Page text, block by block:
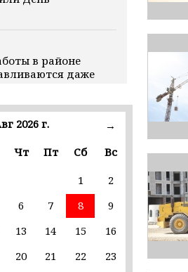
в районе
даже
обновляют
госпрограмме
БПЛА над
2026 г.
→
Чт Пт Сб
Вс
1
2
6 7 8
9
13 14 15
16
20 21 22
23